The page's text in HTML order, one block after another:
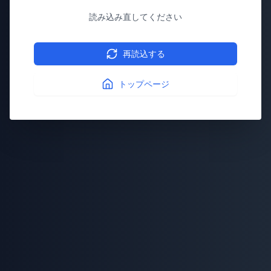
読み込み直してください
再読込する
トップページ